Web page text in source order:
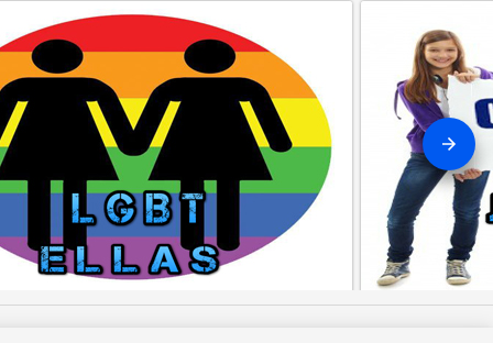
ELLAS JOVENES 18 A
Ingresar